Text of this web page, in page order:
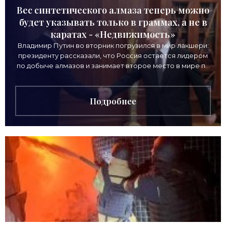
Вес синтетического алмаза теперь можно
будет указывать только в граммах, а не в
каратах - «Недвижимость»
Владимир Путин во вторник погрузился в мир лакшери:
президенту рассказали, что Россия остается лидером
по добыче алмазов и занимает второе место в мире по
Подробнее